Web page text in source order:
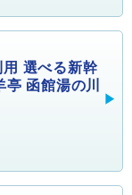
選べる新幹
函館湯の川